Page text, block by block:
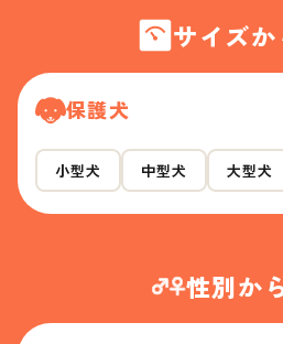
サイズ
保護犬
小型犬 中型犬 大型犬
性別か